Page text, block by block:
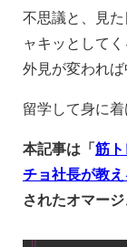
不思議と、見
ャキッとしてく
外見が変われば
留学して身に着
本記事は「筋
チョ社長が教
されたオマージ